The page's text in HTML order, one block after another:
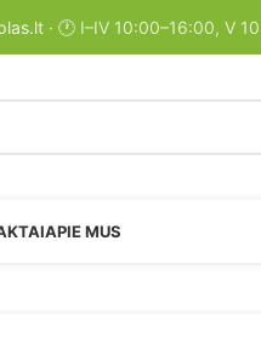
· 🕐 I–IV 10:00–16:00, V
APIE MUS